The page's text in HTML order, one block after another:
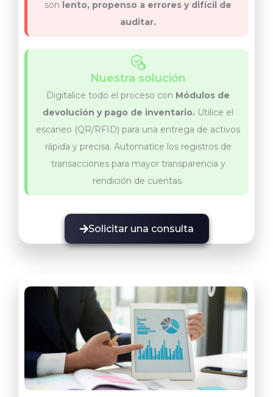
son lento, propenso a errores y difícil de
auditar.
Nuestra solución
Digitalice todo el proceso con Módulos de
devolución y pago de inventario. Utilice el
escaneo (QR/RFID) para una entrega de activos
rápida y precisa. Automatice los registros de
transacciones para mayor transparencia y
rendición de cuentas.
Solicitar una consulta